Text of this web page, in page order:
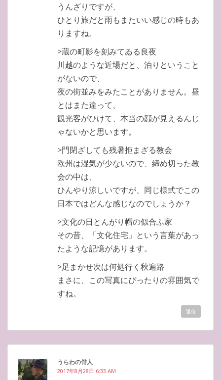
うんざりですが、
ひとり旅だと雨もまたいい感じの時もあ
りますね。
>蔵の町影を刻みてゐる良夜
川越のような近場だと、泊りということ
がないので、
夜の街並みをみたことがありません。昼
とはまた違って、
観光客がひけて、本当の顔が見えるんじ
ゃないかと思います。
>門閉ざしても残暑拒まざる教会
欧州は湿気が少ないので、締め切った教
会の中は、
ひんやり涼しいですが、同じ様式でこの
日本ではどんな感じなのでしょうか？
>文化の日とんがり帽の似合ふ家
その昔、「文化住宅」という言葉があっ
たような記憶があります。
>足まかせ次は何処行く秋遍路
まさに、この写真にぴったりの雰囲気で
すね。
返信
うらわの俳人
2017年8月28日 6:33 AM